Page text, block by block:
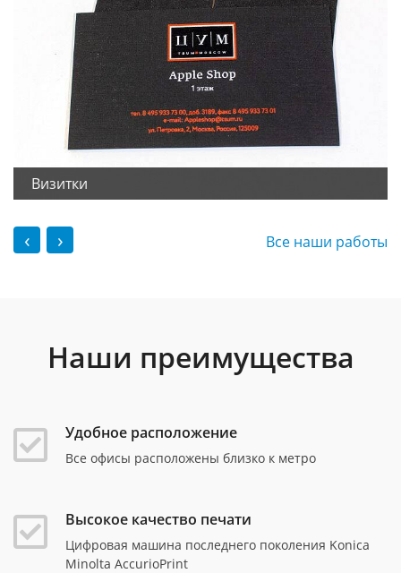
Визитки
‹ › Все наши работы
Наши преимущества
Удобное расположение
Все офисы расположены близко к метро
Высокое качество печати
Цифровая машина последнего поколения Konica
Minolta AccurioPrint